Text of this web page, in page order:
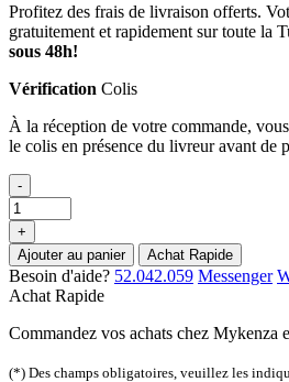
Profitez des frais de livraison offerts.
gratuitement et rapidement sur toute la
sous 48h!
Vérification Colis
À la réception de votre commande,
le colis en présence du livreur avant de
-
+
Ajouter au panier
Achat Rapide
Besoin d'aide? 52.042.059 Messenger
Achat Rapide
Commandez vos achats chez
(*) Des champs obligatoires, veuillez les